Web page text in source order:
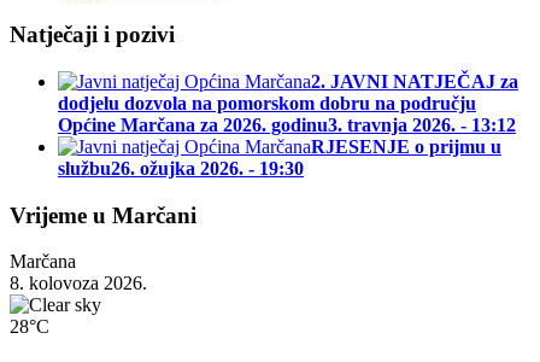
Natječaji i pozivi
2. JAVNI NATJEČAJ za
dodjelu dozvola na pomorskom dobru na području
Općine Marčana za 2026. godinu3. travnja 2026. - 13:12
RJESENJE o prijmu u
službu26. ožujka 2026. - 19:30
Vrijeme u Marčani
Marčana
8. kolovoza 2026.
28°C